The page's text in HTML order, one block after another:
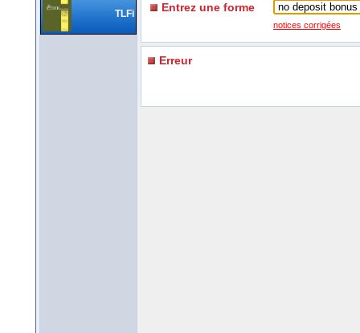
TLFi Entrez une forme
notices corrigées
Erreur